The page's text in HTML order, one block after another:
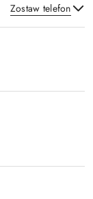
Zostaw telefon